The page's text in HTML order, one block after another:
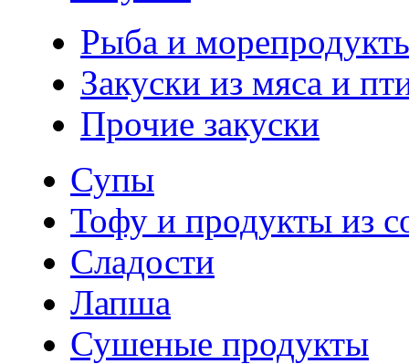
Рыба и
Закуски из мяса и
Прочие закуски
Супы
Тофу и продукты из
Сладости
Лапша
Сушеные продукты